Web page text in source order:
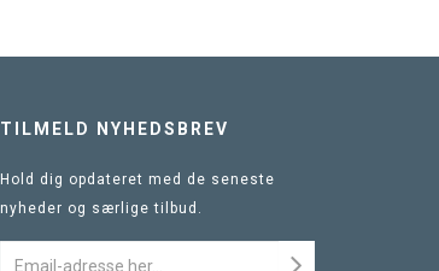
TILMELD NYHEDSBREV
Hold dig opdateret med de seneste
nyheder og særlige tilbud.